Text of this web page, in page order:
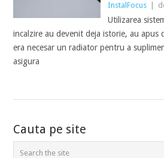
InstalFocus
Utilizarea
incalzire au devenit deja istorie, au apus
era necesar un radiator pentru a
asigura
POSTS
NAVIGATION
Cauta pe site